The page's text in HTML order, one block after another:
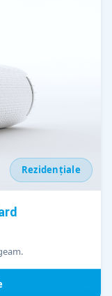
Rezidențiale